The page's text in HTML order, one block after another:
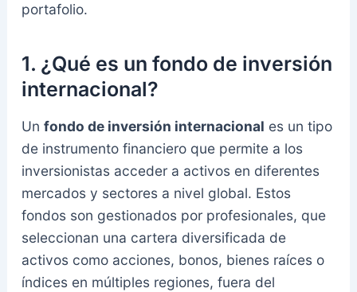
portafolio.
1. ¿Qué es un fondo de inversión
internacional?
Un fondo de inversión internacional es un tipo
de instrumento financiero que permite a los
inversionistas acceder a activos en diferentes
mercados y sectores a nivel global. Estos
fondos son gestionados por profesionales, que
seleccionan una cartera diversificada de
activos como acciones, bonos, bienes raíces o
índices en múltiples regiones, fuera del